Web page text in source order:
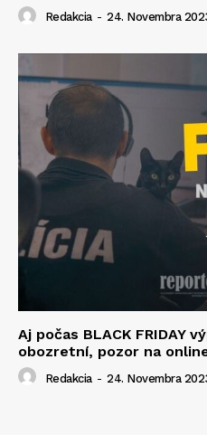
Redakcia - 24. Novembra
Aj počas BLACK FRIDAY
obozretní, pozor na
Redakcia - 24. Novembra